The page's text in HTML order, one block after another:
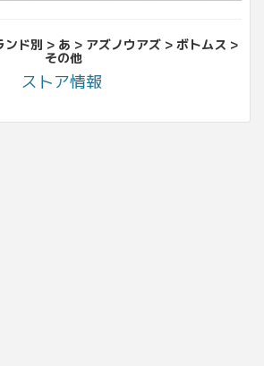
ンド別 > あ > アズノウアズ > ボトムス >
その他
ストア情報